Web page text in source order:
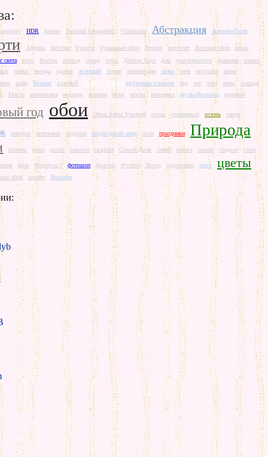
HDR Iphone National Geographic Vladstudio Абстракция Автомобили
Африка бабочка Бугатти бумажные обои Вектор вертолет Веселые обои
весна
света
волк Восток восход город горы Доктор Хаус дом драгоценности драконы
ежики
замки звезды здания зеленый Земля земноводне зима змея игрушки
игры
кофе Кошки красный Красота крупным планом лед лес лето лисы
лошадь
Масло математика медведь молнии море мосты мотоцикл мультфильмы муравей
год обои Обои Анны Уткиной огонь оранжевый осень панда
пещеры пингвины подарки подводный мир поле праздники Природа
роботы розы рыбы самолет свадьба Сергей Доля синий сказка сказки сладкое слон
флаг Формула 1 фотошоп фрактал Футбол Холод художники цвет цветы
обои шрифт Япония